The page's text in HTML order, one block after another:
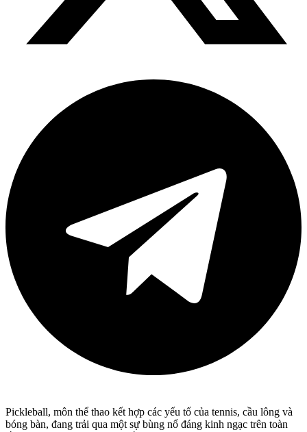
Pickleball, môn thể thao kết hợp các yếu tố của tennis, cầu lông và
bóng bàn, đang trải qua một sự bùng nổ đáng kinh ngạc trên toàn